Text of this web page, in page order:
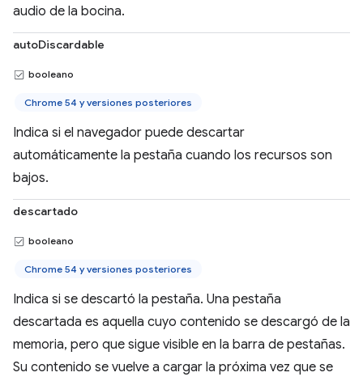
audio de la bocina.
autoDiscardable
booleano
Chrome 54 y versiones posteriores
Indica si el navegador puede descartar
automáticamente la pestaña cuando los recursos son
bajos.
descartado
booleano
Chrome 54 y versiones posteriores
Indica si se descartó la pestaña. Una pestaña
descartada es aquella cuyo contenido se descargó de la
memoria, pero que sigue visible en la barra de pestañas.
Su contenido se vuelve a cargar la próxima vez que se